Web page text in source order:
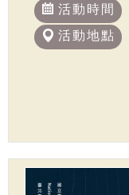
活動時間
活動地點